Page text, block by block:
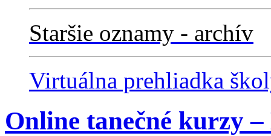
Staršie oznamy - archív
Virtuálna prehliadka
Online tanečné kurzy